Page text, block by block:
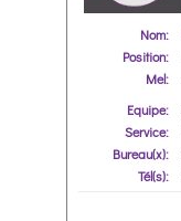
Nom:
Position:
Mel:
Equipe:
Service:
Bureau(x):
Tél(s):